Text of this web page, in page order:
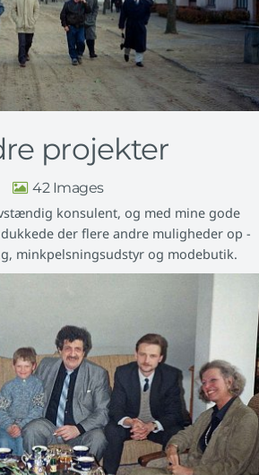
projekter
42
konsulent, og med mine gode
der flere andre muligheder op -
minkpelsningsudstyr og modebutik.